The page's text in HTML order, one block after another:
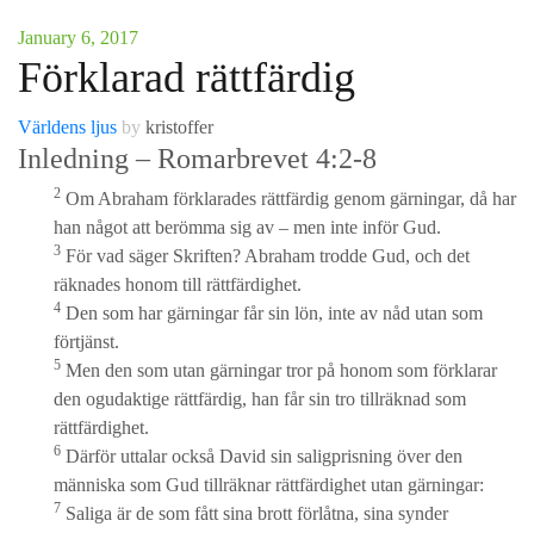
January 6, 2017
Förklarad rättfärdig
Världens ljus by kristoffer
Inledning – Romarbrevet 4:2-8
2 Om Abraham förklarades rättfärdig genom gärningar, då har
han något att berömma sig av – men inte inför Gud.
3 För vad säger Skriften? Abraham trodde Gud, och det
räknades honom till rättfärdighet.
4 Den som har gärningar får sin lön, inte av nåd utan som
förtjänst.
5 Men den som utan gärningar tror på honom som förklarar
den ogudaktige rättfärdig, han får sin tro tillräknad som
rättfärdighet.
6 Därför uttalar också David sin saligprisning över den
människa som Gud tillräknar rättfärdighet utan gärningar:
7 Saliga är de som fått sina brott förlåtna, sina synder